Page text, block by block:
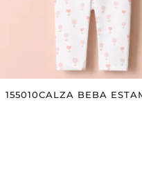
155010CALZA BEBA